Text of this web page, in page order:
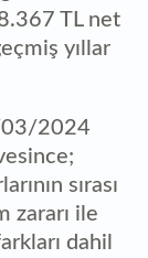
TL net
yıllar
03/2024
sırası
zararı ile
dahil